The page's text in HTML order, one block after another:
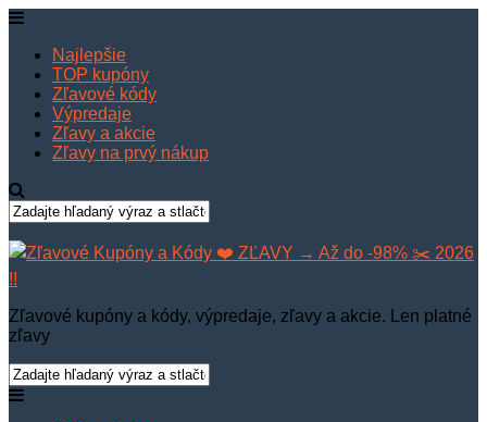
Najlepšie
TOP kupóny
Zľavové kódy
Výpredaje
Zľavy a akcie
Zľavy na prvý nákup
Zľavové kupóny a kódy, výpredaje, zľavy a akcie. Len platné
zľavy